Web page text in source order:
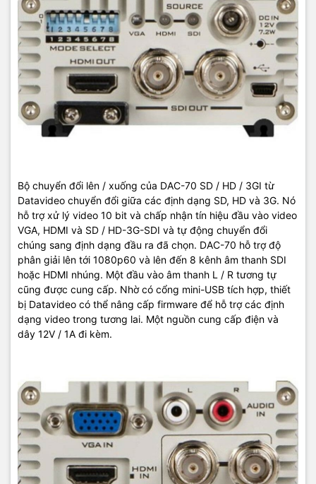
Bộ chuyển đổi lên / xuống của DAC-70 SD / HD / 3GI từ
Datavideo chuyển đổi giữa các định dạng SD, HD và 3G. Nó
hỗ trợ xử lý video 10 bit và chấp nhận tín hiệu đầu vào video
VGA, HDMI và SD / HD-3G-SDI và tự động chuyển đổi
chúng sang định dạng đầu ra đã chọn. DAC-70 hỗ trợ độ
phân giải lên tới 1080p60 và lên đến 8 kênh âm thanh SDI
hoặc HDMI nhúng. Một đầu vào âm thanh L / R tương tự
cũng được cung cấp. Nhờ có cổng mini-USB tích hợp, thiết
bị Datavideo có thể nâng cấp firmware để hỗ trợ các định
dạng video trong tương lai. Một nguồn cung cấp điện và
dây 12V / 1A đi kèm.